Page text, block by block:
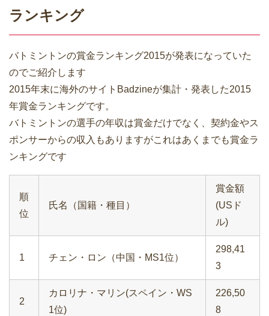
ランキング
バトミントンの賞金ランキング2015が発表になっていた
のでご紹介します
2015年末に海外のサイトBadzineが集計・発表した2015
年賞金ランキングです。
バトミントンの選手の年収は賞金だけでなく、契約金やス
ポンサーからの収入もありますがこれはあくまでも賞金ラ
ンキングです
順
位
氏名（国籍・種目）
賞金額
(USド
ル)
1 チェン・ロン（中国・MS1位）
298,41
3
2
カロリナ・マリン(スペイン・WS
1位)
226,50
8